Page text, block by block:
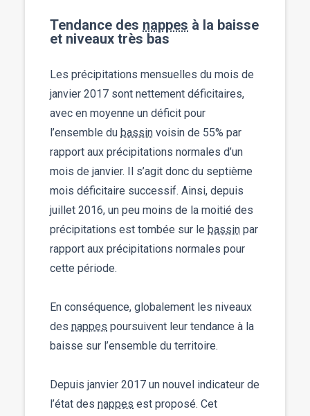
Tendance des nappes à la baisse
et niveaux très bas
Les précipitations mensuelles du mois de
janvier 2017 sont nettement déficitaires,
avec en moyenne un déficit pour
l’ensemble du bassin voisin de 55% par
rapport aux précipitations normales d’un
mois de janvier. Il s’agit donc du septième
mois déficitaire successif. Ainsi, depuis
juillet 2016, un peu moins de la moitié des
précipitations est tombée sur le bassin par
rapport aux précipitations normales pour
cette période.
En conséquence, globalement les niveaux
des nappes poursuivent leur tendance à la
baisse sur l’ensemble du territoire.
Depuis janvier 2017 un nouvel indicateur de
l’état des nappes est proposé. Cet